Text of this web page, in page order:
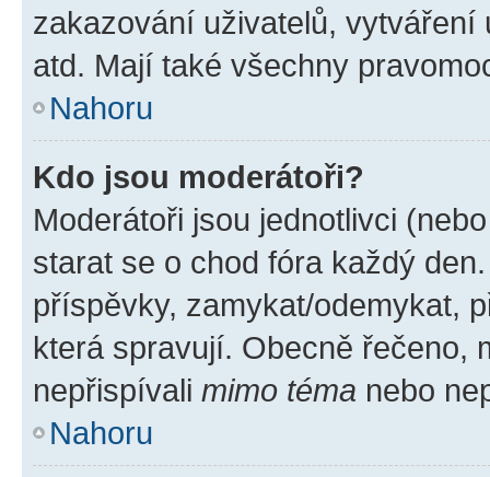
zakazování uživatelů,
atd. Mají také všechny
Nahoru
Kdo jsou moderátoři?
Moderátoři jsou jednotlivci
starat se o chod fóra každý
příspěvky, zamykat/odemykat,
která spravují. Obecně řečeno,
nepřispívali mimo téma nebo
Nahoru